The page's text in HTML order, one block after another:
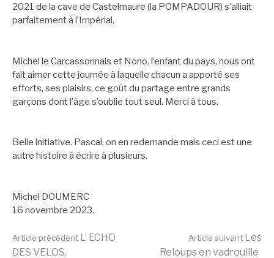
2021 de la cave de Castelmaure (la POMPADOUR) s’alliait
parfaitement à l’Impérial.
Michel le Carcassonnais et Nono, l’enfant du pays, nous ont
fait aimer cette journée à laquelle chacun a apporté ses
efforts, ses plaisirs, ce goût du partage entre grands
garçons dont l’âge s’oublie tout seul. Merci à tous.
Belle initiative. Pascal, on en redemande mais ceci est une
autre histoire à écrire à plusieurs.
Michel DOUMERC
16 novembre 2023.
Lire
Article précédent L’ ECHO
DES VELOS.
Article suivant Les
Reloups en vadrouille